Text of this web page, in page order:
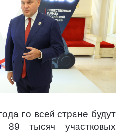
по всей стране будут
89 тысяч участковых